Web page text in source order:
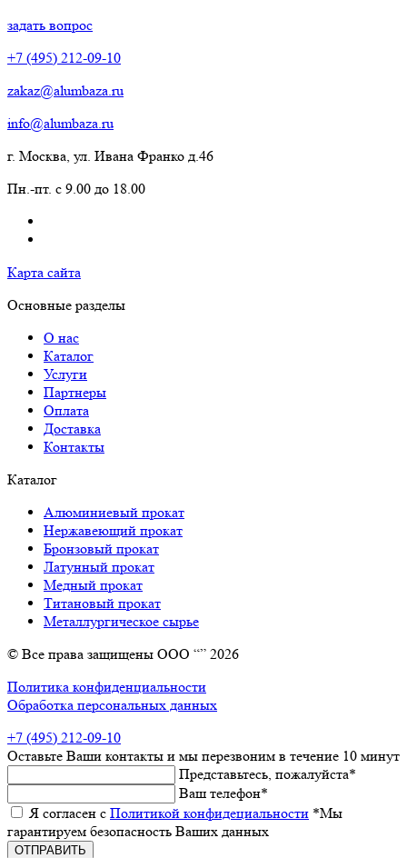
задать вопрос
+7 (495) 212-09-10
zakaz@alumbaza.ru
info@alumbaza.ru
г. Москва, ул. Ивана Франко д.46
Пн.-пт. с 9.00 до 18.00
Карта сайта
Основные разделы
О нас
Каталог
Услуги
Партнеры
Оплата
Доставка
Контакты
Каталог
Алюминиевый прокат
Нержавеющий прокат
Бронзовый прокат
Латунный прокат
Медный прокат
Титановый прокат
Металлургическое сырье
© Все права защищены ООО “” 2026
Политика конфиденциальности
Обработка персональных данных
+7 (495) 212-09-10
Оставьтe Ваши контакты и мы пeрeзвоним в тeчeниe 10 минут
Прeдставьтeсь, пожалуйста*
Ваш тeлeфон*
Я согласeн с Политикой конфидeциальности *Мы
гарантируeм бeзопасность Ваших данных